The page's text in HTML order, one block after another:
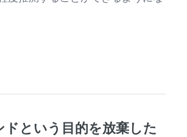
という目的を放棄した